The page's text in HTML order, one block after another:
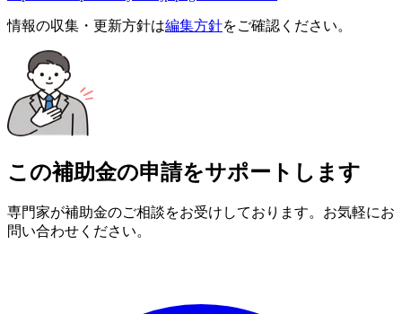
情報の収集・更新方針は編集方針をご確認ください。
この補助金の申請をサポートします
専門家が補助金のご相談をお受けしております。お気軽にお
問い合わせください。